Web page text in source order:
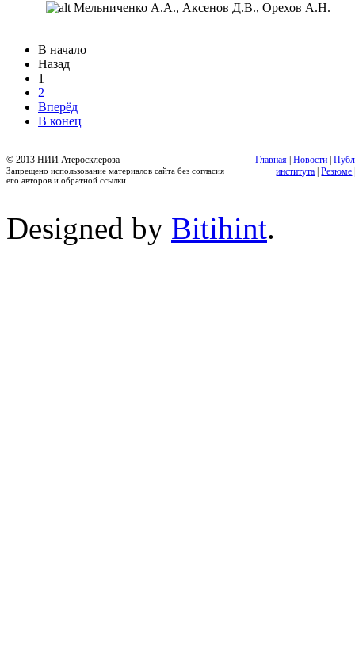
Мельниченко А.А., Аксенов Д.В., Орехов А.Н.
В начало
Назад
1
2
Вперёд
В конец
© 2013 НИИ Атеросклероза
Запрещено использование материалов сайта без согласия
его авторов и обратной ссылки.
Главная |Новости |
института |Резюме
Designed by Bitihint.